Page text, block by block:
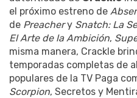
el próximo estreno de
de Preachery Snatch: La
El Arte de la Ambición,
misma manera, Crackle
temporadas completas de
populares de la TV Paga
Scorpion, Secretos y